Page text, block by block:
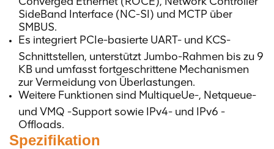
SideBand Interface (NC-SI) und MCTP über
SMBUS.
Es integriert PCIe-basierte UART- und KCS-
Schnittstellen, unterstützt Jumbo-Rahmen bis zu 9
KB und umfasst fortgeschrittene Mechanismen
zur Vermeidung von Überlastungen.
Weitere Funktionen sind MultiqueUe-, Netqueue-
und VMQ -Support sowie IPv4- und IPv6 -
Offloads.
Spezifikation